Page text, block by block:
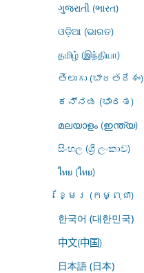
ગુજરાતી (ભારત)
ଓଡ଼ିଆ (ଭାରତ)
தமிழ் (இந்தியா)
తెలుగు (భారతదేశం)
ಕನ್ನಡ (ಭಾರತ)
മലയാളം (ഇന്ത്യ)
සිංහල (ශ්‍රී ලංකාව)
ไทย (ไทย)
ខ្មែរ (កម្ពុជា)
한국어 (대한민국)
中文(中国)
日本語 (日本)